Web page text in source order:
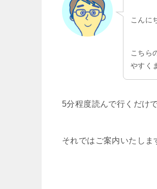
こんに
こちら
やすく
5分程度読んで行くだけ
それではご案内いたしま